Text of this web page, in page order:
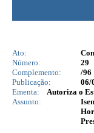
Ato:
Número:
29
Complemento:
/96
Publicação:
06/
Ementa:
Autoriza o
Assunto: